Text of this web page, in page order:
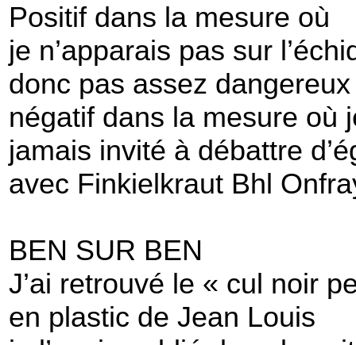
Positif dans la mesure où
je n’apparais pas sur
donc pas assez
négatif dans la mesure où
jamais invité à débattre
avec Finkielkraut Bhl
BEN SUR BEN
J’ai retrouvé le « cul noir
en plastic de Jean Louis